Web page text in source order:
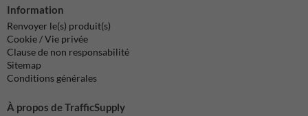
Information
Renvoyer le(s) produit(s)
Cookie / Vie privée
Clause de non responsabilité
Sitemap
Conditions générales
À propos de TrafficSupply